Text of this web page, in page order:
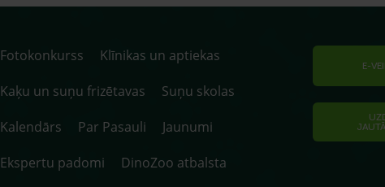
Fotokonkurss
Klīnikas un aptiekas
Kaķu un suņu frizētavas
Suņu skolas
Kalendārs
Par Pasauli
Jaunumi
Ekspertu padomi
DinoZoo atbalsta
E-